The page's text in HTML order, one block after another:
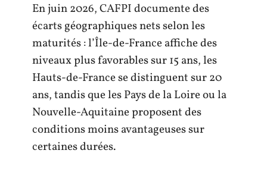
En juin 2026, CAFPI documente des
écarts géographiques nets selon les
maturités : l’Île-de-France affiche des
niveaux plus favorables sur 15 ans, les
Hauts-de-France se distinguent sur 20
ans, tandis que les Pays de la Loire ou la
Nouvelle-Aquitaine proposent des
conditions moins avantageuses sur
certaines durées.